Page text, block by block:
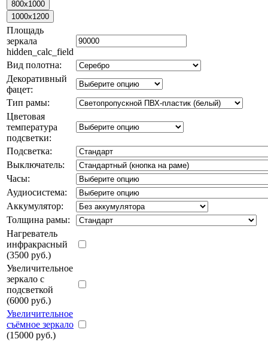
Площадь
зеркала
hidden_calc_field
Вид полотна:
Декоративный
фацет:
Тип рамы:
Цветовая
температура
подсветки:
Подсветка:
Выключатель:
Часы:
Аудиосистема:
Аккумулятор:
Толщина рамы:
Нагреватель
инфракрасный
(3500 руб.)
Увеличительное
зеркало с
подсветкой
(6000 руб.)
Увеличительное
съёмное зеркало
(15000 руб.)